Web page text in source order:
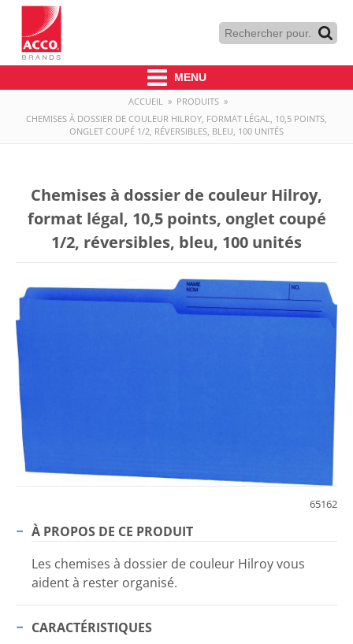
MENU
ACCUEIL » PRODUITS »
CHEMISES À DOSSIER DE COULEUR HILROY, FORMAT LÉGAL, 10,5 POINTS,
ONGLET COUPÉ 1/2, RÉVERSIBLES, BLEU, 100 UNITÉS
Chemises à dossier de couleur Hilroy,
format légal, 10,5 points, onglet coupé
1/2, réversibles, bleu, 100 unités
65162
À PROPOS DE CE PRODUIT
Les chemises à dossier de couleur Hilroy vous
aident à rester organisé.
CARACTÉRISTIQUES